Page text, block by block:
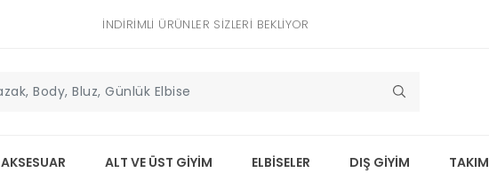
İNDIRIMLI ÜRÜNLER SIZLERI BEKLIYOR
AKSESUAR ALT VE ÜST GİYİM ELBİSELER DIŞ GİYİM TAKIM